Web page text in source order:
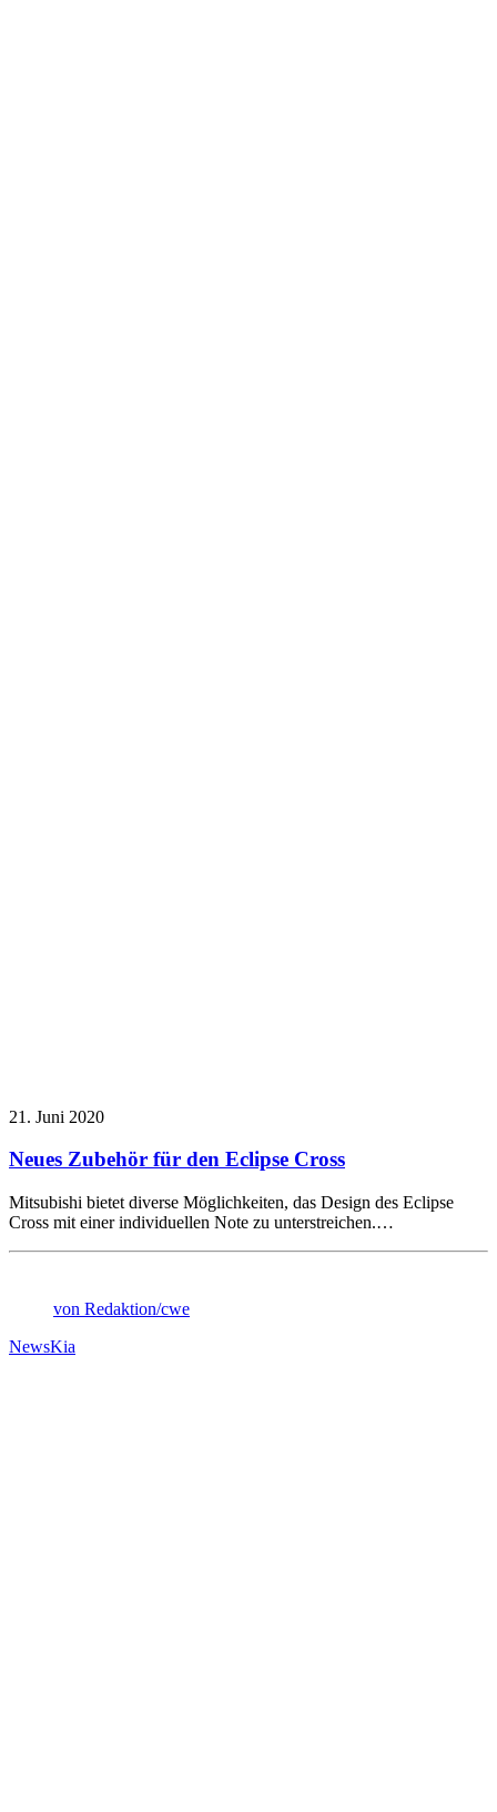
21. Juni 2020
Neues Zubehör für den Eclipse Cross
Mitsubishi bietet diverse Möglichkeiten, das Design des Eclipse
Cross mit einer individuellen Note zu unterstreichen.…
von Redaktion/cwe
NewsKia